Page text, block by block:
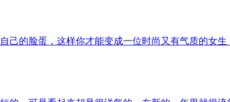
的脸蛋，这样你才能变成一位时尚又有气质的女生